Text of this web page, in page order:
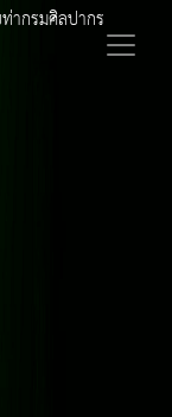
ท่ากรมศิลปากร